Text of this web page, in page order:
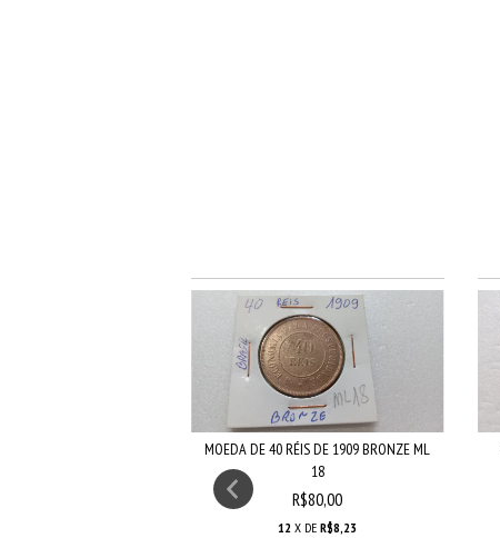
MOEDA DE 40 RÉIS DE 1909 BRONZE ML
18
R$80,00
12 X DER$8,23